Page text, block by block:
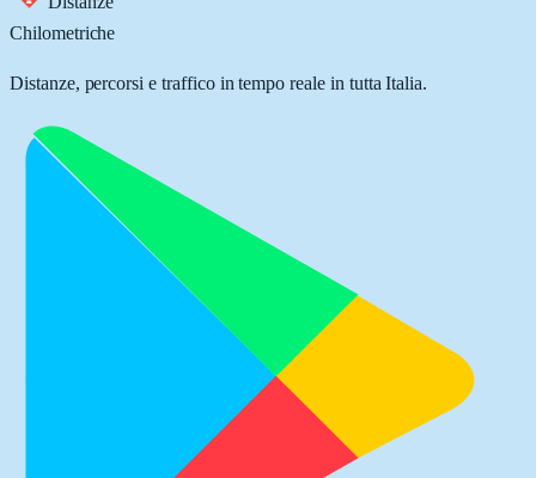
Chilometriche
Distanze, percorsi e traffico in tempo reale in tutta Italia.